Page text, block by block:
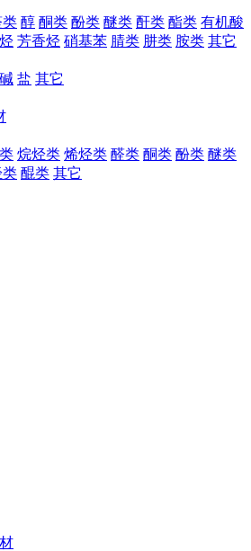
类 醇 酮类 酚类 醚类 酐类 酯类 有机酸
芳香烃 硝基苯 腈类 肼类 胺类 其它
碱 盐 其它
烷烃类 烯烃类 醛类 酮类 酚类 醚类
类 醌类 其它